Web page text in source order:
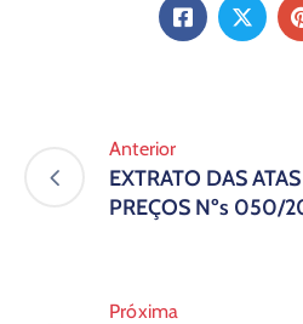
Anterior
EXTRATO DAS
PREÇOS Nºs 050/
Próxima